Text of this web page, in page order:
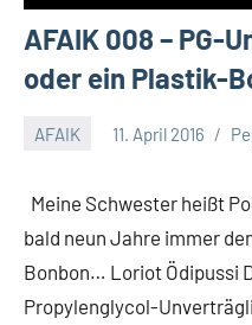
AFAIK 008 – PG-
oder ein Plastik-
AFAIK 11. April 2016
Meine Schwester heißt
bald neun Jahre immer
Bonbon… Loriot Ödipussi
Propylenglycol-